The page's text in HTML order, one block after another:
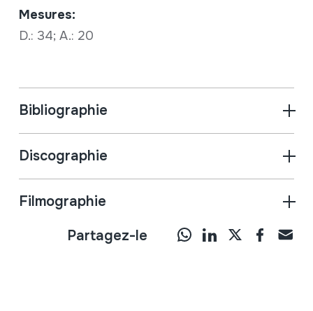
Mesures:
D.: 34; A.: 20
Bibliographie
Discographie
Filmographie
Partagez-le